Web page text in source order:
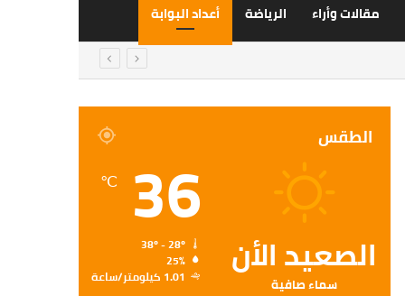
مقالات وأراء الرياضة أعداد البوابة
الطقس
الصعيد الأن
سماء صافية
36
℃
25%
1.01 كيلومتر/ساعة